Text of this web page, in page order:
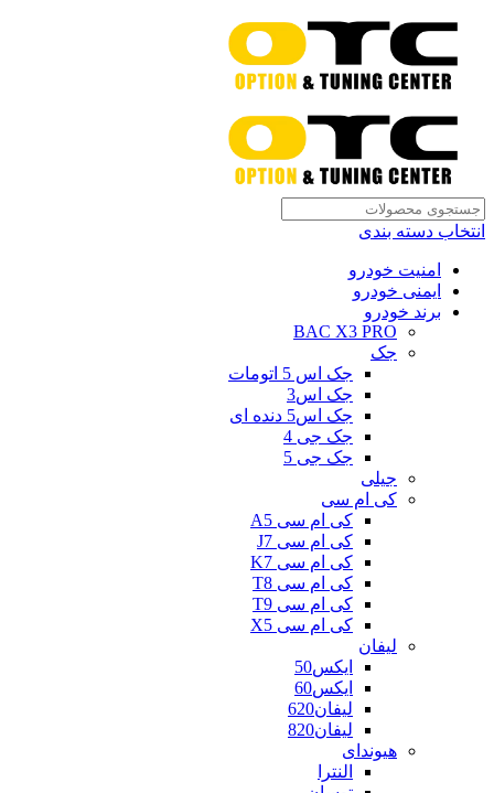
انتخاب دسته بندی
امنیت خودرو
ایمنی خودرو
برند خودرو
BAC X3 PRO
جک
جک اس 5 اتومات
جک اس3
جک اس5 دنده ای
جک جی 4
جک جی 5
جیلی
کی ام سی
کی ام سی A5
کی ام سی J7
کی ام سی K7
کی ام سی T8
کی ام سی T9
کی ام سی X5
لیفان
ایکس50
ایکس60
لیفان620
لیفان820
هیوندای
النترا